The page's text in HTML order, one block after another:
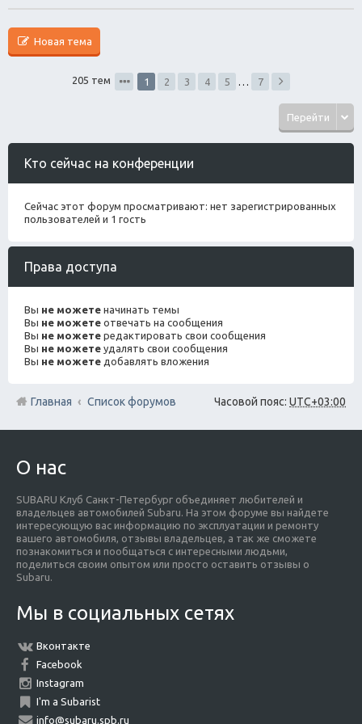
Новая тема
205 тем 1 2 3 4 5 7
Перейти
Кто сейчас на конференции
Сейчас этот форум просматривают: нет зарегистрированных
пользователей и 1 гость
Права доступа
Вы не можете начинать темы
Вы не можете отвечать на сообщения
Вы не можете редактировать свои сообщения
Вы не можете удалять свои сообщения
Вы не можете добавлять вложения
Часовой пояс: UTC+03:00
Главная Список форумов
О нас
SUBARU Клуб Санкт-Петербург объединяет любителей и
владельцев автомобилей Subaru. На этом форуме вы найдете
интересующую вас информацию по эксплуатации и ремонту
вашего автомобиля, отзывы владельцев, а так же сможете
познакомиться и пообщаться с интересными людьми,
поделиться своим опытом или просто оставить отзывы о
Subaru.
Мы в социальных сетях
Вконтакте
Facebook
Instagram
I'm a Subarist
info@subaru.spb.ru